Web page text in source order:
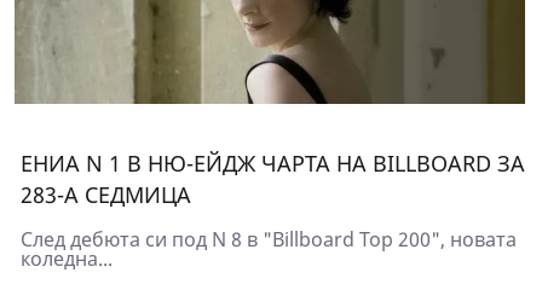
ЕНИА N 1 В НЮ-ЕЙДЖ ЧАРТА НА BILLBOARD ЗА
283-А СЕДМИЦА
След дебюта си под N 8 в "Billboard Top 200", новата
коледна...